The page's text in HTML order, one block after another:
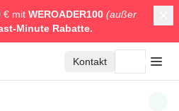
€ mit WEROADER100 (außer
Minute Rabatte.
Kontakt